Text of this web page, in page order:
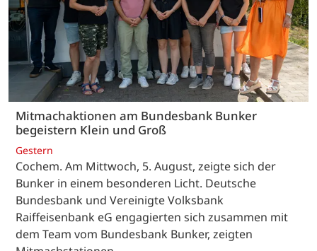
Mitmachaktionen am Bundesbank Bunker
begeistern Klein und Groß
Gestern
Cochem. Am Mittwoch, 5. August, zeigte sich der
Bunker in einem besonderen Licht. Deutsche
Bundesbank und Vereinigte Volksbank
Raiffeisenbank eG engagierten sich zusammen mit
dem Team vom Bundesbank Bunker, zeigten